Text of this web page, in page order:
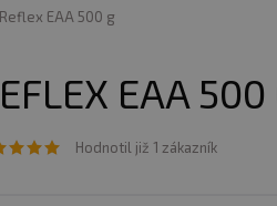
Reflex EAA 500 g
EAA 500
Hodnotil již 1 zákazník